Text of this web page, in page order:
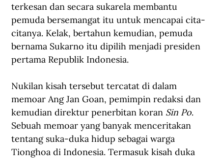
terkesan dan secara sukarela membantu
pemuda bersemangat itu untuk mencapai cita-
citanya. Kelak, bertahun kemudian, pemuda
bernama Sukarno itu dipilih menjadi presiden
pertama Republik Indonesia.
Nukilan kisah tersebut tercatat di dalam
memoar Ang Jan Goan, pemimpin redaksi dan
kemudian direktur penerbitan koran Sin Po.
Sebuah memoar yang banyak menceritakan
tentang suka-duka hidup sebagai warga
Tionghoa di Indonesia. Termasuk kisah duka